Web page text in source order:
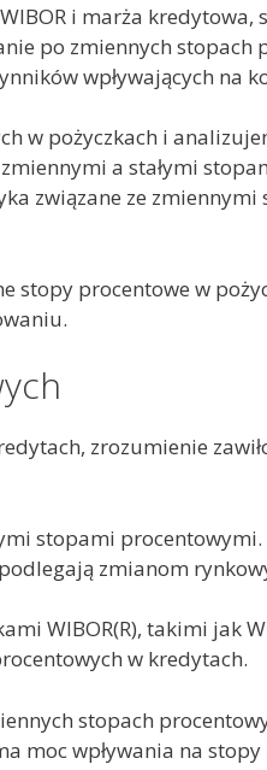
i marża kredytowa,
po zmiennych stopach
wpływających na
w pożyczkach i
a stałymi
związane ze
stopy procentowe w
zrozumienie
stopami procentowymi.
zmianom
WIBOR(R), takimi jak
w kredytach.
stopach
moc wpływania na